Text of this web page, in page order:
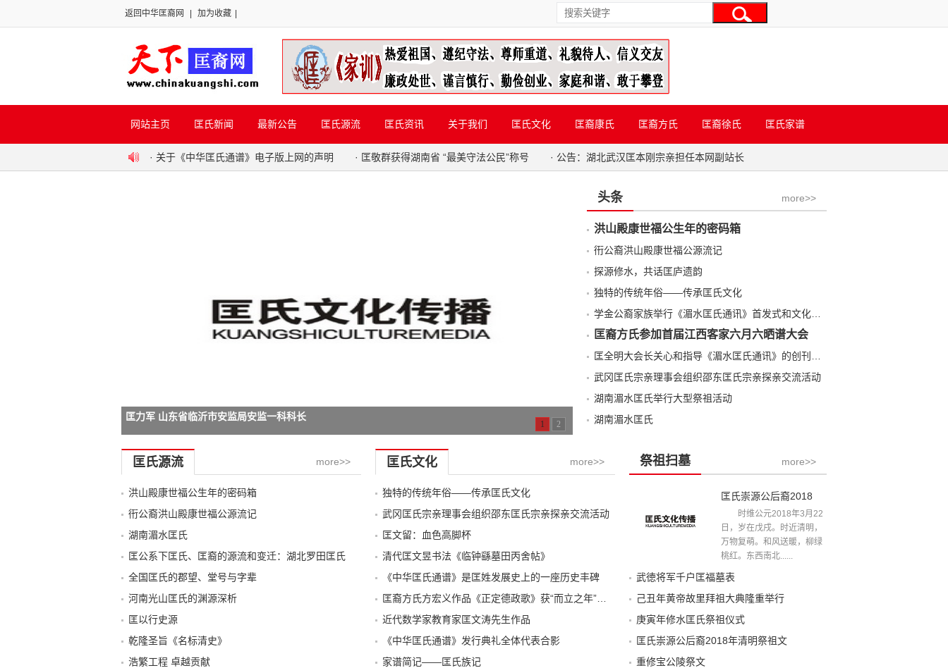
返回中华匡裔网 加为收藏
网站主页 匡氏新闻 最新公告 匡氏源流 匡氏资讯 关于我们 匡氏文化 匡裔康氏 匡裔方氏 匡裔徐氏 匡氏家谱
· 关于《中华匡氏通谱》电子版上网的声明 · 匡敬群获得湖南省 “最美守法公民”称号 · 公告：湖北武汉匡本刚宗亲担任本网副站长
-->
匡力军 山东省临沂市安监局安监一科科长
1 2
more>>
头条
洪山殿康世福公生年的密码箱
衎公裔洪山殿康世福公源流记
探源修水，共话匡庐遗韵
独特的传统年俗——传承匡氏文化
匡裔方氏参加首届江西客家六月六晒谱大会
武冈匡氏宗亲理事会组织邵东匡氏宗亲探亲交流活动
湖南湄水匡氏举行大型祭祖活动
湖南湄水匡氏
more>>
匡氏源流
洪山殿康世福公生年的密码箱
衎公裔洪山殿康世福公源流记
湖南湄水匡氏
匡公系下匡氏、匡裔的源流和变迁：湖北罗田匡氏
全国匡氏的郡望、堂号与字辈
河南光山匡氏的渊源深析
匡以行史源
乾隆圣旨《名标清史》
浩繁工程 卓越贡献
more>>
匡氏文化
独特的传统年俗——传承匡氏文化
武冈匡氏宗亲理事会组织邵东匡氏宗亲探亲交流活动
匡文留：血色高脚杯
清代匡文昱书法《临钟繇墓田丙舍帖》
《中华匡氏通谱》是匡姓发展史上的一座历史丰碑
近代数学家教育家匡文涛先生作品
《中华匡氏通谱》发行典礼全体代表合影
家谱简记——匡氏族记
more>>
祭祖扫墓
匡氏崇源公后裔2018年清明祭祖文
时维公元2018年3月22
日，岁在戊戌。时近清明，
万物复萌。和风送暖，柳绿
桃红。东西南北......
武徳将军千户匡福墓表
己丑年黄帝故里拜祖大典隆重举行
庚寅年修水匡氏祭祖仪式
匡氏崇源公后裔2018年清明祭祖文
重修宝公陵祭文